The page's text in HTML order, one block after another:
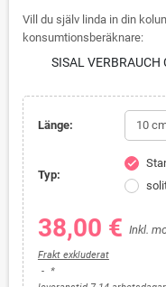
Vill du själv linda in din
konsumtionsberäknare:
SISAL VERBRAUCH
Länge:
Typ:
check
38,00 € Inkl.
Frakt exkluderat
*